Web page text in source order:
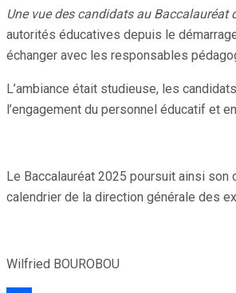
Une vue des candidats au Baccalauréat
autorités éducatives depuis le
échanger avec les responsables
L’ambiance était studieuse, les
l’engagement du personnel éducatif et
Le Baccalauréat 2025 poursuit ainsi
calendrier de la direction générale des
Wilfried BOUROBOU